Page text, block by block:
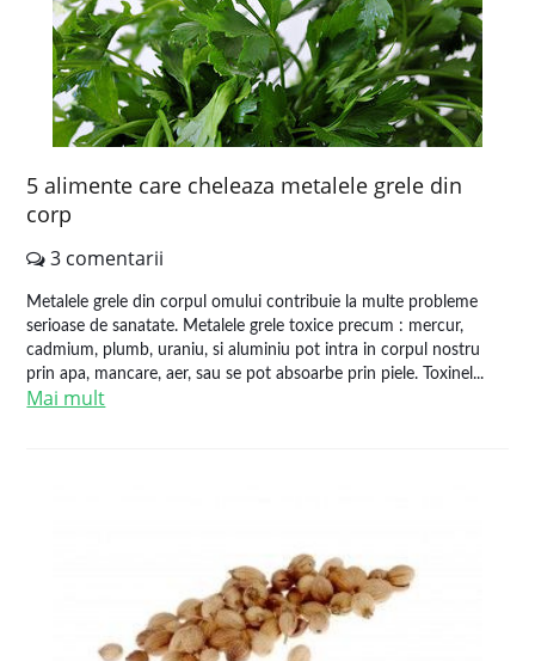
5 alimente care cheleaza metalele grele din
corp
3 comentarii
Metalele grele din corpul omului contribuie la multe probleme
serioase de sanatate. Metalele grele toxice precum : mercur,
cadmium, plumb, uraniu, si aluminiu pot intra in corpul nostru
prin apa, mancare, aer, sau se pot absoarbe prin piele. Toxinel...
Mai mult